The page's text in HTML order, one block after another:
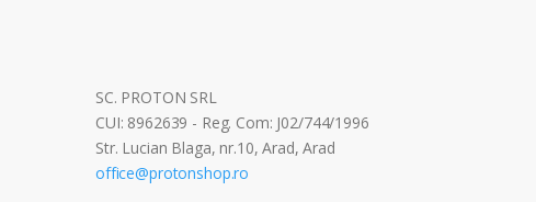
SC. PROTON SRL
CUI: 8962639 - Reg. Com: J02/744/1996
Str. Lucian Blaga, nr.10, Arad, Arad
office@protonshop.ro